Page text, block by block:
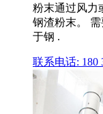
粉末通过风力
钢渣粉末。
于钢 .
联系电话: 180